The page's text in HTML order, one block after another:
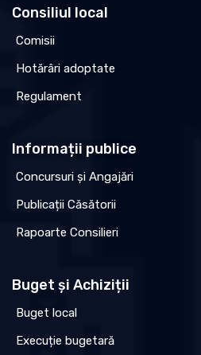
Consiliul local
Comisii
Hotărâri adoptate
Regulament
Informații publice
Concursuri și Angajări
Publicații Căsătorii
Rapoarte Consilieri
Buget și Achiziții
Buget local
Execuție bugetară